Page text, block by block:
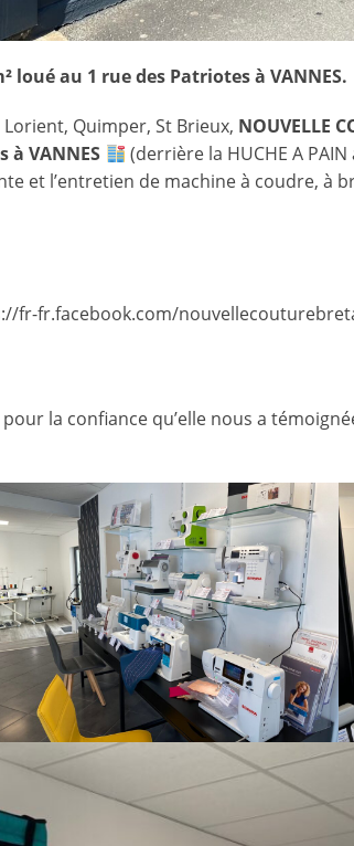
loué au 1 rue des Patriotes à VANNES.
Quimper, St Brieux, NOUVELLE
à VANNES
(derrière la HUCHE A
et l’entretien de machine à coudre, à
fr-fr.facebook.com/
pour la confiance qu’elle nous a